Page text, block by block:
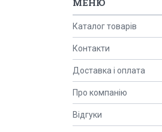
Каталог товарів
Контакти
Доставка і оплата
Про компанію
Відгуки